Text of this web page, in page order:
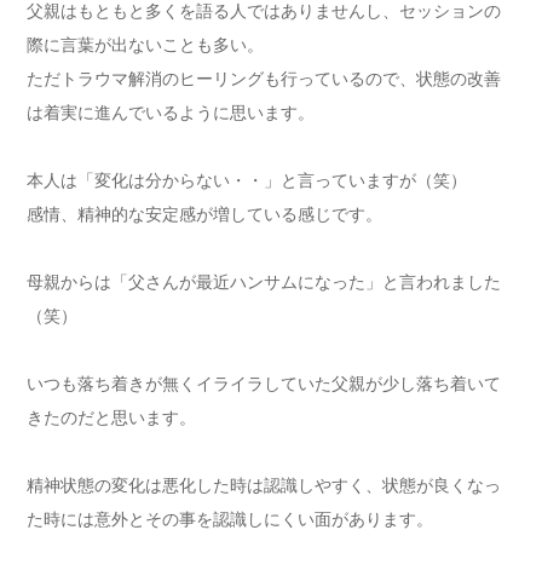
父親はもともと多くを語る人ではありませんし、セッションの
際に言葉が出ないことも多い。
ただトラウマ解消のヒーリングも行っているので、状態の改善
は着実に進んでいるように思います。
本人は「変化は分からない・・」と言っていますが（笑）
感情、精神的な安定感が増している感じです。
母親からは「父さんが最近ハンサムになった」と言われました
（笑）
いつも落ち着きが無くイライラしていた父親が少し落ち着いて
きたのだと思います。
精神状態の変化は悪化した時は認識しやすく、状態が良くなっ
た時には意外とその事を認識しにくい面があります。